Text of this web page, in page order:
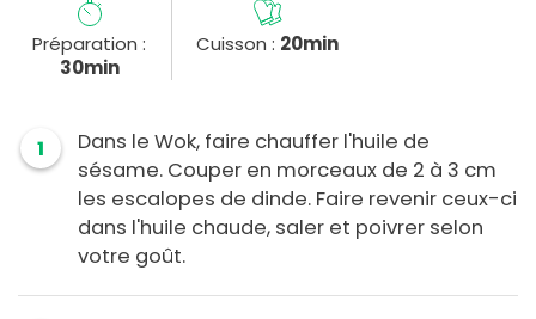
Préparation :
30min
Cuisson : 20min
1
Dans le Wok, faire chauffer l'huile de
sésame. Couper en morceaux de 2 à 3 cm
les escalopes de dinde. Faire revenir ceux-ci
dans l'huile chaude, saler et poivrer selon
votre goût.